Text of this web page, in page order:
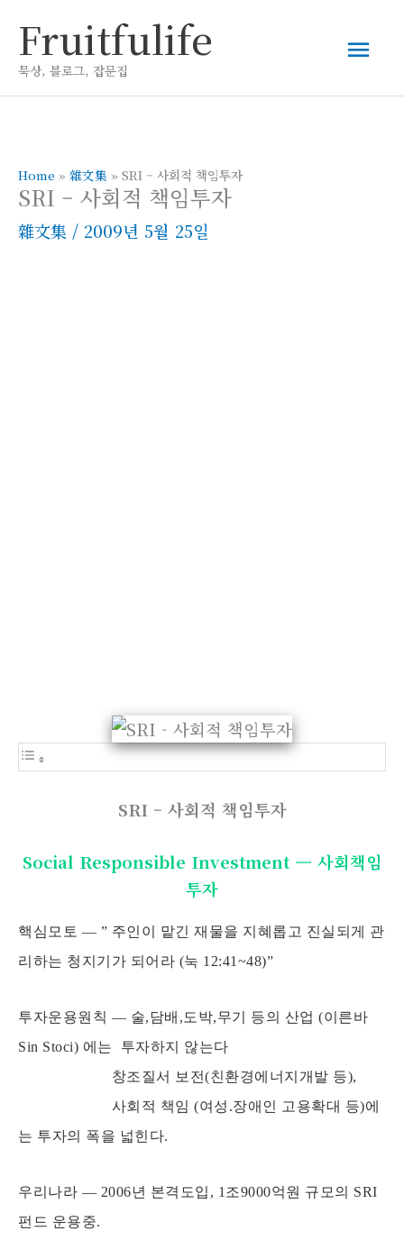
로
Fruitfulife
묵상, 블로그, 잡문집
메
인
Home » 雜文集 » SRI – 사회적 책임투자
SRI – 사회적 책임투자
雜文集 / 2009년 5월 25일
SRI – 사회적 책임투자
Social Responsible Investment — 사회책임
투자
핵심모토 — ” 주인이 맡긴 재물을 지혜롭고 진실되게 관
리하는 청지기가 되어라 (눅 12:41~48)”
투자운용원칙 — 술,담배,도박,무기 등의 산업 (이른바
Sin Stoci) 에는 투자하지 않는다
창조질서 보전(친환경에너지개발 등),
사회적 책임 (여성.장애인 고용확대 등)에
는 투자의 폭을 넓힌다.
우리나라 — 2006년 본격도입, 1조9000억원 규모의 SRI
펀드 운용중.